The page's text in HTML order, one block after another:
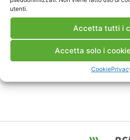
utenti.
Accetta tutti i
Accetta solo i
Cookie
risorsa idrica, gestione
Programma